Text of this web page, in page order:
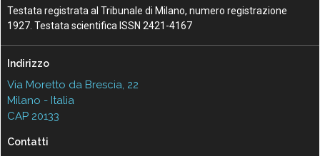
Testata registrata al Tribunale di Milano, numero registrazione
1927. Testata scientifica ISSN 2421-4167
Indirizzo
Via Moretto da Brescia, 22
Milano - Italia
CAP 20133
Contatti